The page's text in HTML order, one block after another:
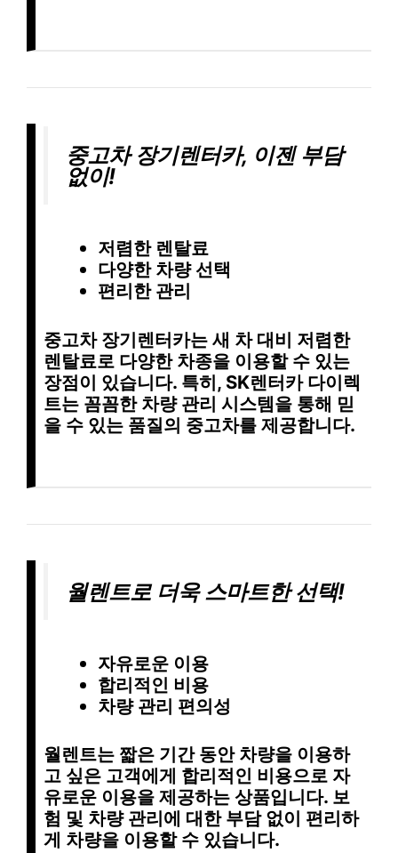
중고차 장기렌터카, 이젠 부담
없이!
저렴한 렌탈료
다양한 차량 선택
편리한 관리
중고차 장기렌터카는 새 차 대비 저렴한
렌탈료로 다양한 차종을 이용할 수 있는
장점이 있습니다. 특히, SK렌터카 다이렉
트는 꼼꼼한 차량 관리 시스템을 통해 믿
을 수 있는 품질의 중고차를 제공합니다.
월렌트로 더욱 스마트한 선택!
자유로운 이용
합리적인 비용
차량 관리 편의성
월렌트는 짧은 기간동안 차량을 이용하
고 싶은 고객에게 합리적인 비용으로 자
유로운 이용을 제공하는 상품입니다. 보
험 및 차량 관리에 대한 부담 없이 편리하
게 차량을 이용할 수 있습니다.